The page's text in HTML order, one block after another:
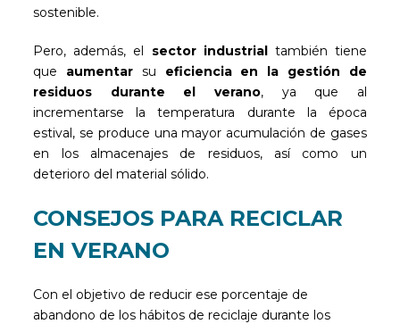
sostenible.
Pero, además, el sector industrialtambién tiene
que aumentar su eficiencia en la gestión de
residuos durante el verano, ya que al
incrementarse la temperatura durante la época
estival, se produce una mayor acumulación de gases
en los almacenajes de residuos, así como un
deterioro del material sólido.
CONSEJOS PARA RECICLAR
EN VERANO
Con el objetivo de reducir ese porcentaje de
abandono de los hábitos de reciclaje durante los